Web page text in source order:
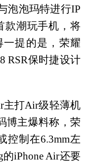
泡泡玛特进行IP
款潮玩手机，将
提的是，荣耀
RSR保时捷设计
主打Air级轻薄机
博主爆料称，荣
控制在6.3mm左
iPhone Air还要